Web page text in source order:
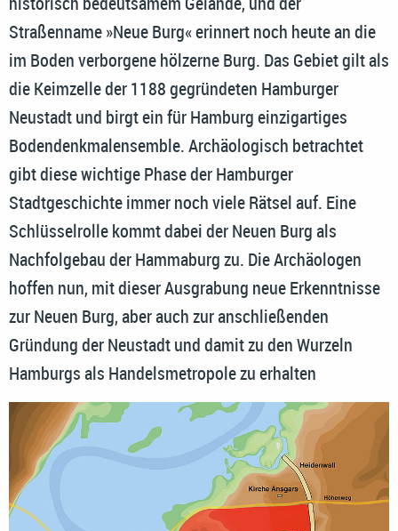
Straßenname »Neue Burg« erinnert noch heute an die
im Boden verborgene hölzerne Burg. Das Gebiet gilt als
die Keimzelle der 1188 gegründeten Hamburger
Neustadt und birgt ein für Hamburg einzigartiges
Bodendenkmalensemble. Archäologisch betrachtet
gibt diese wichtige Phase der Hamburger
Stadtgeschichte immer noch viele Rätsel auf. Eine
Schlüsselrolle kommt dabei der Neuen Burg als
Nachfolgebau der Hammaburg zu. Die Archäologen
hoffen nun, mit dieser Ausgrabung neue Erkenntnisse
zur Neuen Burg, aber auch zur anschließenden
Gründung der Neustadt und damit zu den Wurzeln
Hamburgs als Handelsmetropole zu erhalten